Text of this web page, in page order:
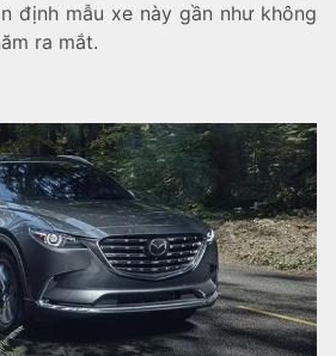
định mẫu xe này gần như không
ra mắt.